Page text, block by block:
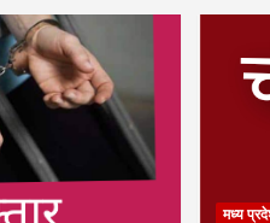
मध्य